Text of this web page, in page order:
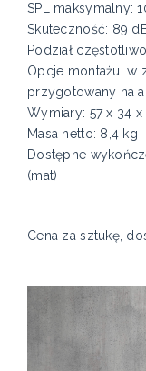
SPL maksymalny:
Skuteczność: 89
Podział
Opcje montażu: w
przygotowany na
Wymiary: 57 x 34 x
Masa netto: 8,4 kg
Dostępne
(mat)
Cena za sztukę,